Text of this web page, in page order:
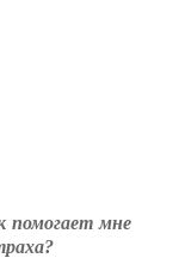
помогает мне